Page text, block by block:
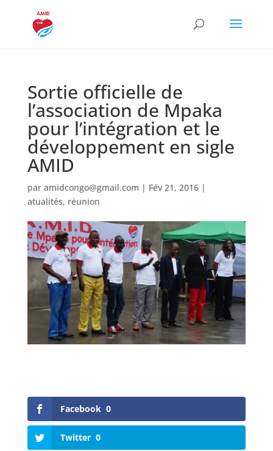
Sortie officielle de
l’association de Mpaka
pour l’intégration et le
développement en sigle
AMID
par amidcongo@gmail.com | Fév 21, 2016|
atualités, réunion
Facebook 0
Twitter 0